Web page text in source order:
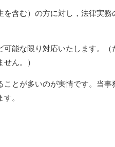
含む）の方に対し，法律実務
能な限り対応いたします。（
ん。）
とが多いのが実情です。当事
。